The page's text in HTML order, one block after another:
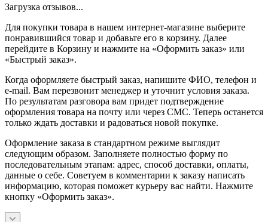
Загрузка отзывов...
Для покупки товара в нашем интернет-магазине выберите
понравившийся товар и добавьте его в корзину. Далее
перейдите в Корзину и нажмите на «Оформить заказ» или
«Быстрый заказ».
Когда оформляете быстрый заказ, напишите ФИО, телефон и
e-mail. Вам перезвонит менеджер и уточнит условия заказа.
По результатам разговора вам придет подтверждение
оформления товара на почту или через СМС. Теперь останется
только ждать доставки и радоваться новой покупке.
Оформление заказа в стандартном режиме выглядит
следующим образом. Заполняете полностью форму по
последовательным этапам: адрес, способ доставки, оплаты,
данные о себе. Советуем в комментарии к заказу написать
информацию, которая поможет курьеру вас найти. Нажмите
кнопку «Оформить заказ».